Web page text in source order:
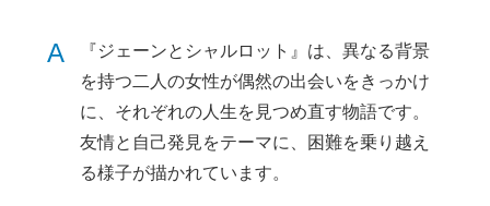
A
『ジェーンとシャルロット』は、異なる背景
を持つ二人の女性が偶然の出会いをきっかけ
に、それぞれの人生を見つめ直す物語です。
友情と自己発見をテーマに、困難を乗り越え
る様子が描かれています。